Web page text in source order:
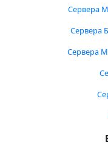
Сервера
Сервера
Сервера